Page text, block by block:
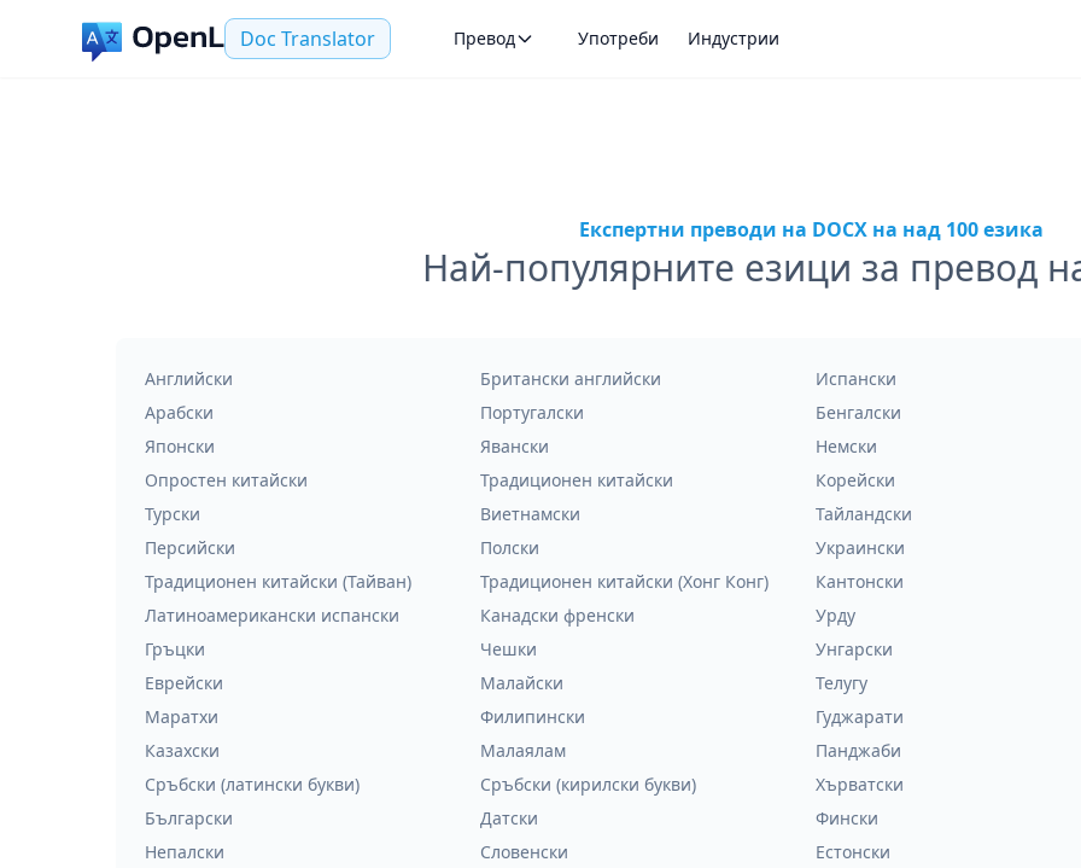
Doc Translator Превод Употреби Индустрии
Експертни преводи на DOCX на над 100 езика
Най-популярните езици за превод
Английски Британски английски Испански
Арабски
Португалски Бенгалски
Японски
Явански Немски
Опростен китайски
Традиционен китайски Корейски
Турски
Виетнамски Тайландски
Персийски
Полски Украински
Традиционен китайски (Тайван)
Традиционен китайски (Хонг Конг) Кантонски
Латиноамерикански испански
Канадски френски Урду
Гръцки
Чешки Унгарски
Еврейски
Малайски Телугу
Маратхи
Филипински Гуджарати
Казахски
Малаялам Панджаби
Сръбски (латински букви)
Сръбски (кирилски букви) Хърватски
Български
Датски Фински
Непалски
Словенски Естонски